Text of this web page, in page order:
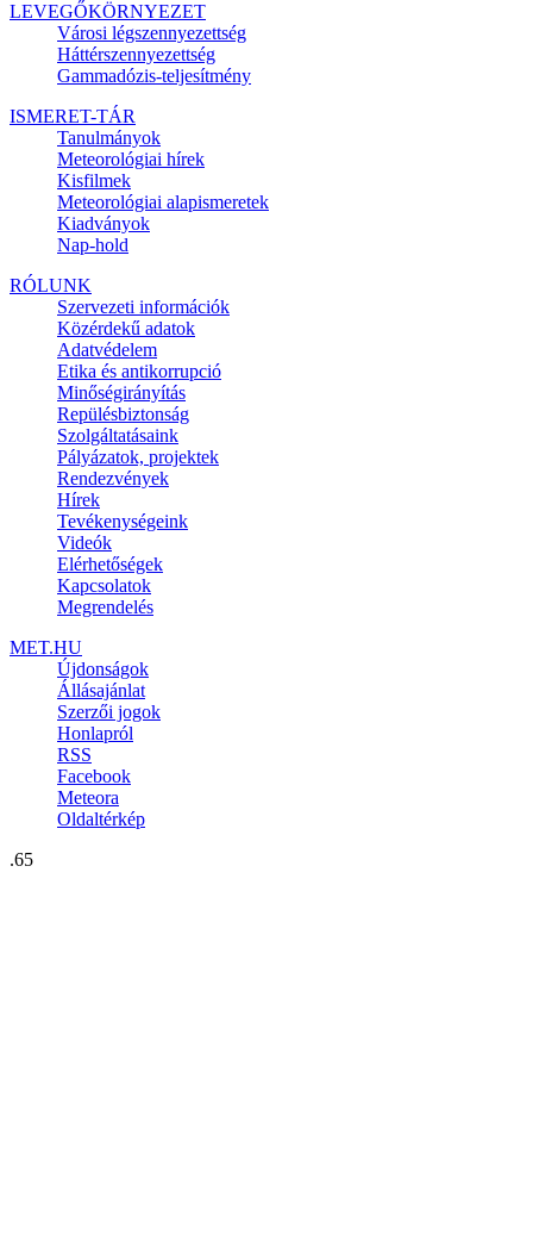
LEVEGŐKÖRNYEZET
Városi légszennyezettség
Háttérszennyezettség
Gammadózis-teljesítmény
ISMERET-TÁR
Tanulmányok
Meteorológiai hírek
Kisfilmek
Meteorológiai alapismeretek
Kiadványok
Nap-hold
RÓLUNK
Szervezeti információk
Közérdekű adatok
Adatvédelem
Etika és antikorrupció
Minőségirányítás
Repülésbiztonság
Szolgáltatásaink
Pályázatok, projektek
Rendezvények
Hírek
Tevékenységeink
Videók
Elérhetőségek
Kapcsolatok
Megrendelés
MET.HU
Újdonságok
Állásajánlat
Szerzői jogok
Honlapról
RSS
Facebook
Meteora
Oldaltérkép
.65